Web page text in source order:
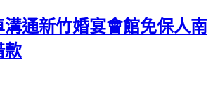
溝通新竹婚宴會館免保人南
款